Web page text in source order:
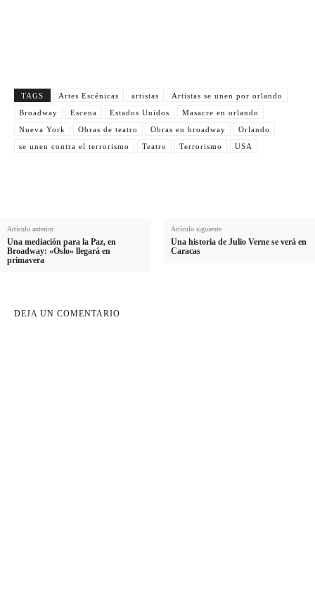
TAGS Artes Escénicas artistas
Artistas se unen por orlando
Broadway
Escena Estados Unidos
Masacre en orlando
Nueva York
Obras de teatro Obras en broadway
Orlando
se unen contra el terrorismo
Teatro Terrorismo USA
Artículo anterior
Una mediación para la Paz, en
Broadway: «Oslo» llegará en
primavera
Artículo siguiente
Una historia de Julio Verne se verá en
Caracas
DEJA UN COMENTARIO